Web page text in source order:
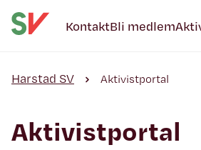
KontaktBli medlem
Harstad SV Aktivistportal
Aktivistportal